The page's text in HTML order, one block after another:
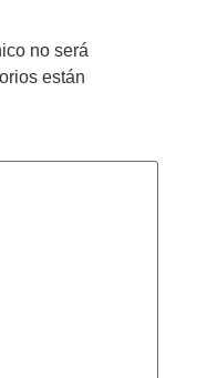
no será
están